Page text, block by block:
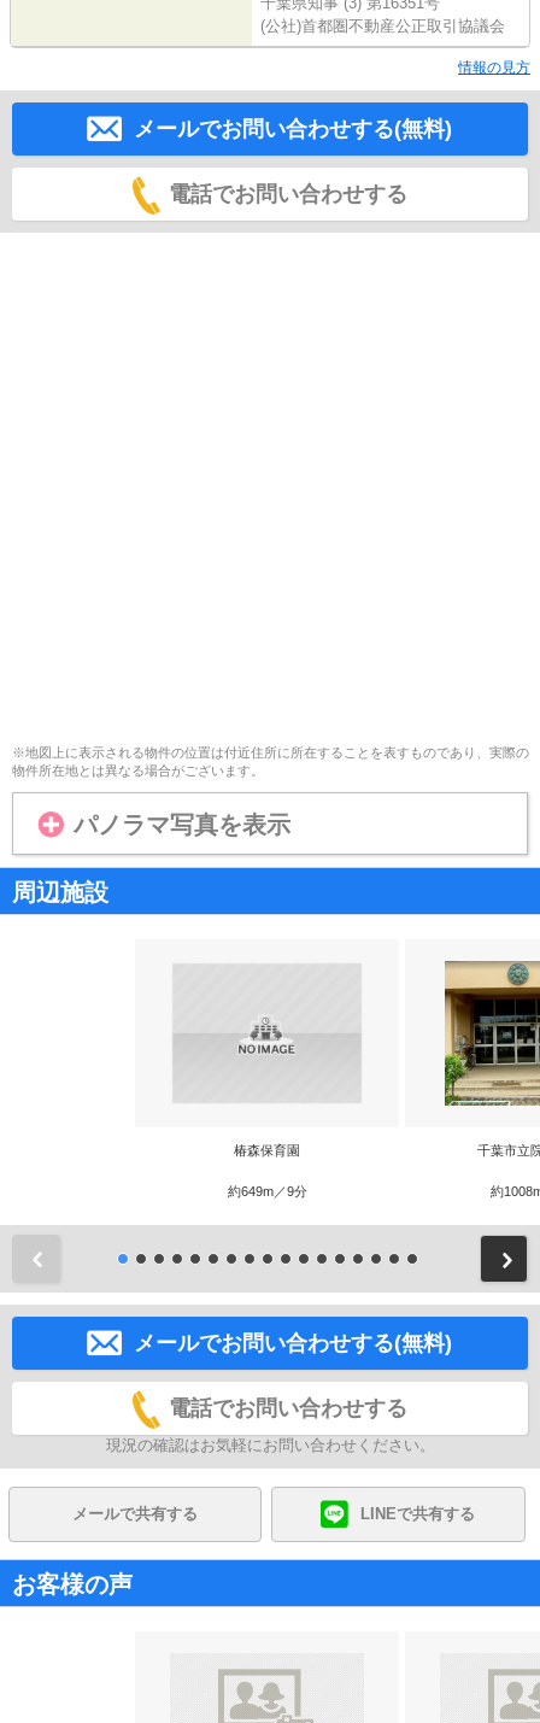
(公社)首都圏不動産公正取引協議会
情報の見方
メールでお問い合わせする(無料)
電話でお問い合わせする
※地図上に表示される物件の位置は付近住所に所在することを表すものであり、実際の
物件所在地とは異なる場合がございます。
パノラマ写真を表示
周辺施設
椿森保育園
約649m／9分
千葉市立
約
メールでお問い合わせする(無料)
電話でお問い合わせする
現況の確認はお気軽にお問い合わせください。
メールで共有する LINEで共有する
お客様の声